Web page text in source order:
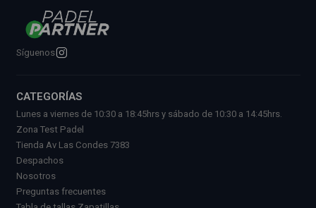
Síguenos
CATEGORÍAS
Lunes a viernes de 10:30 a 18:45hrs y sábado de 10:30 a 14:45hrs.
Zona Test Padel
Tienda Av Las Condes 7383
Despachos
Nosotros
Preguntas frecuentes